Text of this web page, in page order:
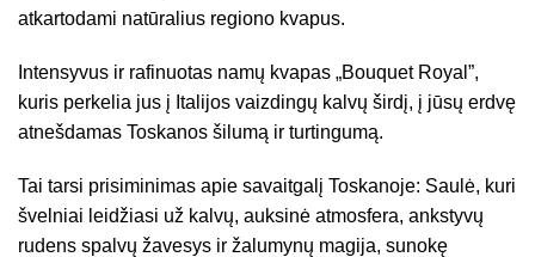
atkartodami natūralius regiono kvapus.
Intensyvus ir rafinuotas namų kvapas „Bouquet Royal”,
kuris perkelia jus į Italijos vaizdingų kalvų širdį, į jūsų erdvę
atnešdamas Toskanos šilumą ir turtingumą.
Tai tarsi prisiminimas apie savaitgalį Toskanoje: Saulė, kuri
švelniai leidžiasi už kalvų, auksinė atmosfera, ankstyvų
rudens spalvų žavesys ir žalumynų magija, sunokę